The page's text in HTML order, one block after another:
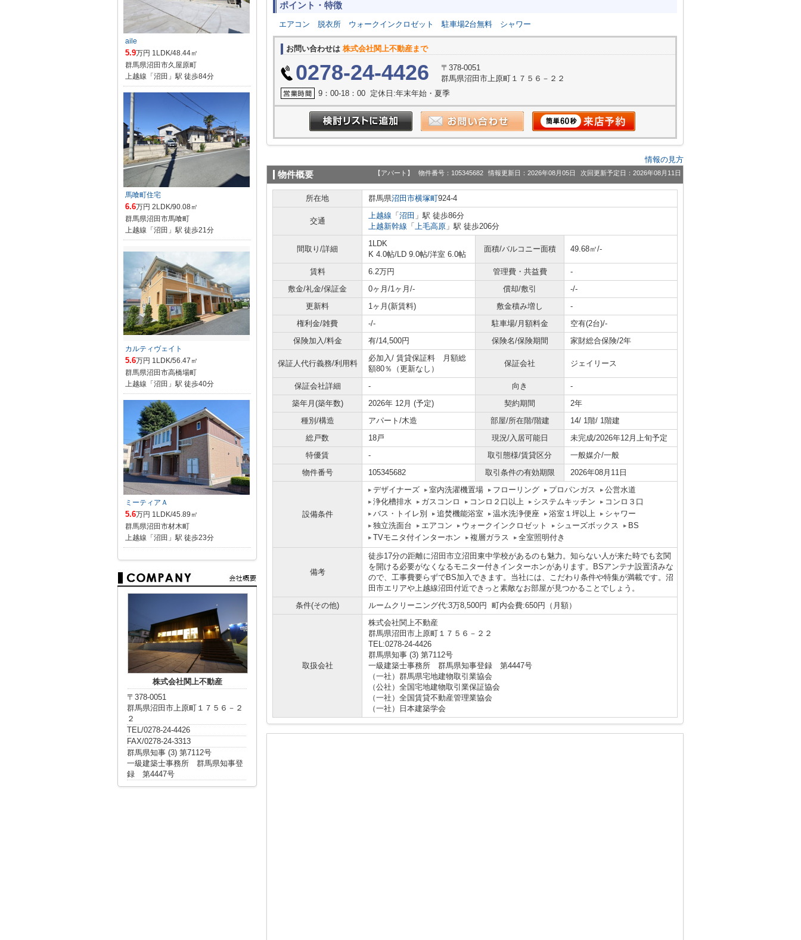
ポイント・特徴
エアコン 脱衣所 ウォークインクロゼット 駐車場2台無料 シャワー
お問い合わせは 株式会社関上不動産まで
0278-24-4426
〒378-0051
群馬県沼田市上原町１７５６－２２
9：00-18：00 定休日:年末年始・夏季
情報の見方
物件概要 【アパート】 物件番号：105345682 情報更新日：2026年08月05日 次回更新予定日：2026年08月11日
所在地 群馬県沼田市横塚町924-4
交通
上越線 「 沼田 」駅 徒歩86分
上越新幹線 「 上毛高原 」駅 徒歩206分
間取り/詳細
1LDK
K 4.0帖/LD 9.0帖/洋室 6.0帖
面積/バルコニー面積 49.68㎡/-
賃料 6.2万円 管理費・共益費
-
敷金/礼金/保証金
0ヶ月/1ヶ月/- 償却/敷引
-/-
更新料
1ヶ月(新賃料) 敷金積み増し
-
権利金/雑費
-/- 駐車場/月額料金
空有(2台)/-
保険加入/料金
有/14,500円 保険名/保険期間 家財総合保険/2年
保証人代行義務/利用料
必加入/ 賃貸保証料 月額総
額80％（更新なし）
保証会社 ジェイリース
保証会社詳細 - 向き
-
築年月(築年数)
2026年 12月 (予定) 契約期間
2年
種別/構造
アパート/木造 部屋/所在階/階建
14/ 1階/ 1階建
総戸数
18戸 現況/入居可能日
未完成/2026年12月上旬予定
特優賃
- 取引態様/賃貸区分
一般媒介/一般
物件番号
105345682 取引条件の有効期限 2026年08月11日
設備条件
デザイナーズ 室内洗濯機置場 フローリング プロパンガス
公営水道
浄化槽排水
ガスコンロ コンロ２口以上 システムキッチン
コンロ３口
バス・トイレ別
追焚機能浴室 温水洗浄便座 浴室１坪以上
シャワー
独立洗面台
エアコン ウォークインクロゼット シューズボックス
BS
TVモニタ付インターホン
複層ガラス 全室照明付き
備考
徒歩17分の距離に沼田市立沼田東中学校があるのも魅力。知らない人が来た時でも玄関
を開ける必要がなくなるモニター付きインターホンがあります。BSアンテナ設置済みな
ので、工事費要らずでBS加入できます。当社には、こだわり条件や特集が満載です。沼
田市エリアや上越線沼田付近できっと素敵なお部屋が見つかることでしょう。
条件(その他)
ルームクリーニング代:3万8,500円 町内会費:650円（月額）
取扱会社
株式会社関上不動産
群馬県沼田市上原町１７５６－２２
TEL:0278-24-4426
群馬県知事 (3) 第7112号
一級建築士事務所 群馬県知事登録 第4447号
（一社）群馬県宅地建物取引業協会
（公社）全国宅地建物取引業保証協会
（一社）全国賃貸不動産管理業協会
（一社）日本建築学会
aile
5.9万円 1LDK/48.44㎡
群馬県沼田市久屋原町
上越線「沼田」駅 徒歩84分
馬喰町住宅
6.6万円 2LDK/90.08㎡
群馬県沼田市馬喰町
上越線「沼田」駅 徒歩21分
カルティヴェイト
5.6万円 1LDK/56.47㎡
群馬県沼田市高橋場町
上越線「沼田」駅 徒歩40分
ミーティアＡ
5.6万円 1LDK/45.89㎡
群馬県沼田市材木町
上越線「沼田」駅 徒歩23分
株式会社関上不動産
〒378-0051
群馬県沼田市上原町１７５６－２
２
TEL/0278-24-4426
FAX/0278-24-3313
群馬県知事 (3) 第7112号
一級建築士事務所 群馬県知事登
録 第4447号